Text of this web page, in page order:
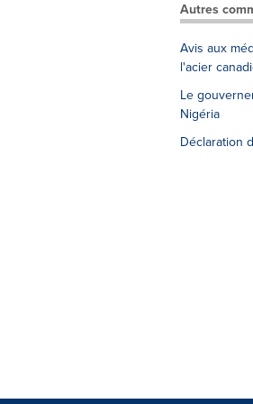
Autres
Avis aux
l'acier
Le
Nigéria
Déclaration